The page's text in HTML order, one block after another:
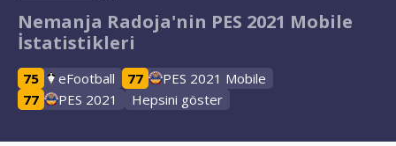
Nemanja Radoja'nin PES 2021 Mobile
İstatistikleri
75 eFootball 77
PES 2021 Mobile
77
PES 2021 Hepsini göster